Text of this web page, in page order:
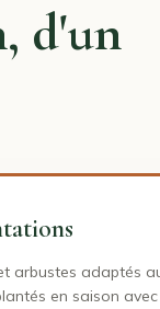
d'un
arbustes adaptés
en saison avec